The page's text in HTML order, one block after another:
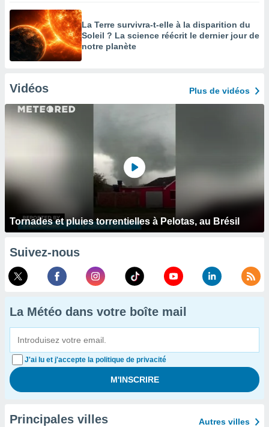
La Terre survivra-t-elle à la disparition du
Soleil ? La science réécrit le dernier jour de
notre planète
Vidéos Plus de vidéos
Tornades et pluies torrentielles à Pelotas, au Brésil
Suivez-nous
La Météo dans votre boîte mail
J'ai lu et j'accepte la politique de privacité
Principales villes Autres villes